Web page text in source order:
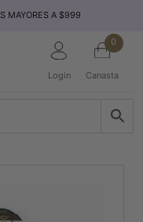
MAYORES A $999
Login
0
Canasta